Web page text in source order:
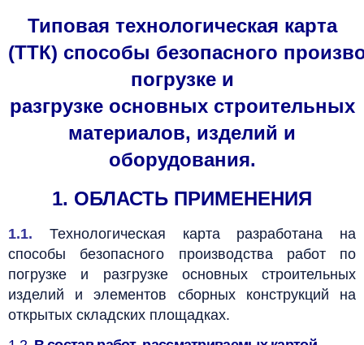
Типовая технологическая карта
(ТТК) способы безопасного
погрузке и
разгрузке основных строительных
материалов, изделий и
оборудования.
1. ОБЛАСТЬ ПРИМЕНЕНИЯ
1.1. Технологическая карта разработана на
способы безопасного производства работ по
погрузке и разгрузке основных строительных
изделий и элементов сборных конструкций на
открытых складских площадках.